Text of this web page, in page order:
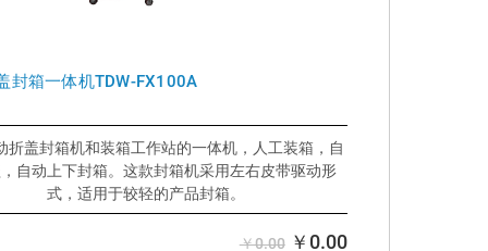
封箱一体机TDW-FX100A
折盖封箱机和装箱工作站的一体机，人工装箱，自
自动上下封箱。这款封箱机采用左右皮带驱动形
式，适用于较轻的产品封箱。
好处：
>节省空间尺寸，装箱和封箱一站式作业
￥0.00￥0.00